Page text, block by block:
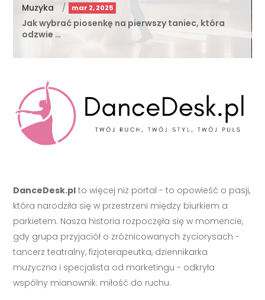
Muzyka / mar 2, 2025
Jak wybrać piosenkę na pierwszy taniec, która
odzwie …
DanceDesk.pl to więcej niż portal - to opowieść o pasji,
która narodziła się w przestrzeni między biurkiem a
parkietem. Nasza historia rozpoczęła się w momencie,
gdy grupa przyjaciół o zróżnicowanych życiorysach -
tancerz teatralny, fizjoterapeutka, dziennikarka
muzyczna i specjalista od marketingu - odkryła
wspólny mianownik: miłość do ruchu.